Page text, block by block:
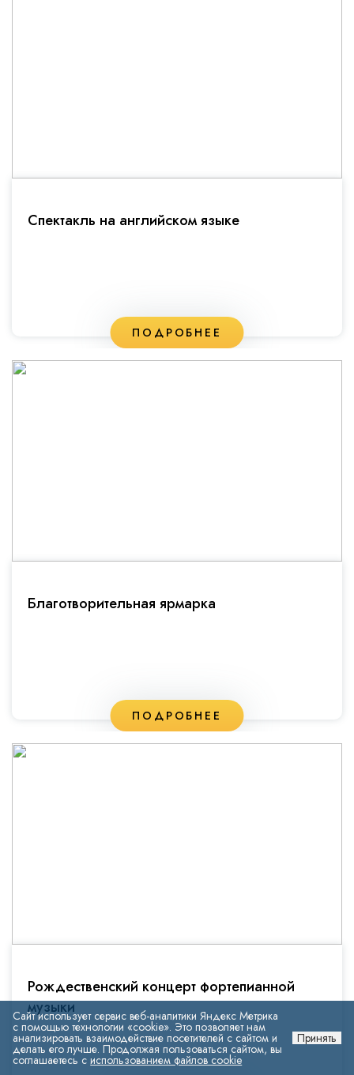
Спектакль на английском языке
ПОДРОБНЕЕ
Благотворительная ярмарка
ПОДРОБНЕЕ
Рождественский концерт фортепианной
музыки
Сайт использует сервис веб-аналитики Яндекс Метрика
с помощью технологии «cookie». Это позволяет нам
анализировать взаимодействие посетителей с сайтом и
делать его лучше. Продолжая пользоваться сайтом, вы
соглашаетесь сиспользованием файлов cookie
Принять